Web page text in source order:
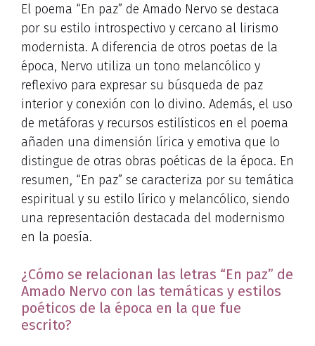
El poema “En paz” de Amado Nervo se destaca
por su estilo introspectivo y cercano al lirismo
modernista. A diferencia de otros poetas de la
época, Nervo utiliza un tono melancólico y
reflexivo para expresar su búsqueda de paz
interior y conexión con lo divino. Además, el uso
de metáforas y recursos estilísticos en el poema
añaden una dimensión lírica y emotiva que lo
distingue de otras obras poéticas de la época. En
resumen, “En paz” se caracteriza por su temática
espiritual y su estilo lírico y melancólico, siendo
una representación destacada del modernismo
en la poesía.
¿Cómo se relacionan las letras “En paz” de
Amado Nervo con las temáticas y estilos
poéticos de la época en la que fue
escrito?